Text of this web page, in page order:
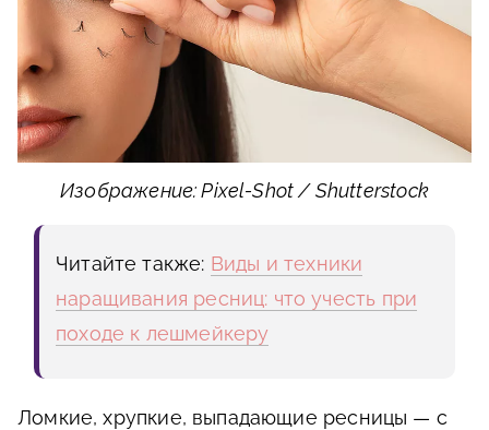
Изображение: Pixel-Shot / Shutterstock
Читайте также: Виды и техники
наращивания ресниц: что учесть при
походе к лешмейкеру
Ломкие, хрупкие, выпадающие ресницы — с